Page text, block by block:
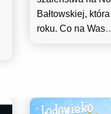
Bałtowskiej,
roku. Co na Was